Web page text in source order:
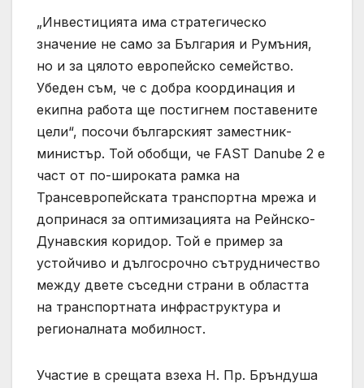
„Инвестицията има стратегическо
значение не само за България и Румъния,
но и за цялото европейско семейство.
Убеден съм, че с добра координация и
екипна работа ще постигнем поставените
цели“, посочи българският заместник-
министър. Той обобщи, че FAST Danube 2 е
част от по-широката рамка на
Трансевропейската транспортна мрежа и
допринася за оптимизацията на Рейнско-
Дунавския коридор. Той е пример за
устойчиво и дългосрочно сътрудничество
между двете съседни страни в областта
на транспортната инфраструктура и
регионалната мобилност.
Участие в срещата взеха Н. Пр. Бръндуша